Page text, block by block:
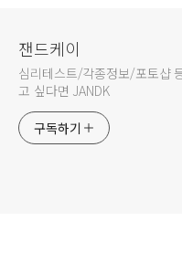
잰드케이
심리테스트/각종정보/포토샵
고 싶다면 JANDK
구독하기